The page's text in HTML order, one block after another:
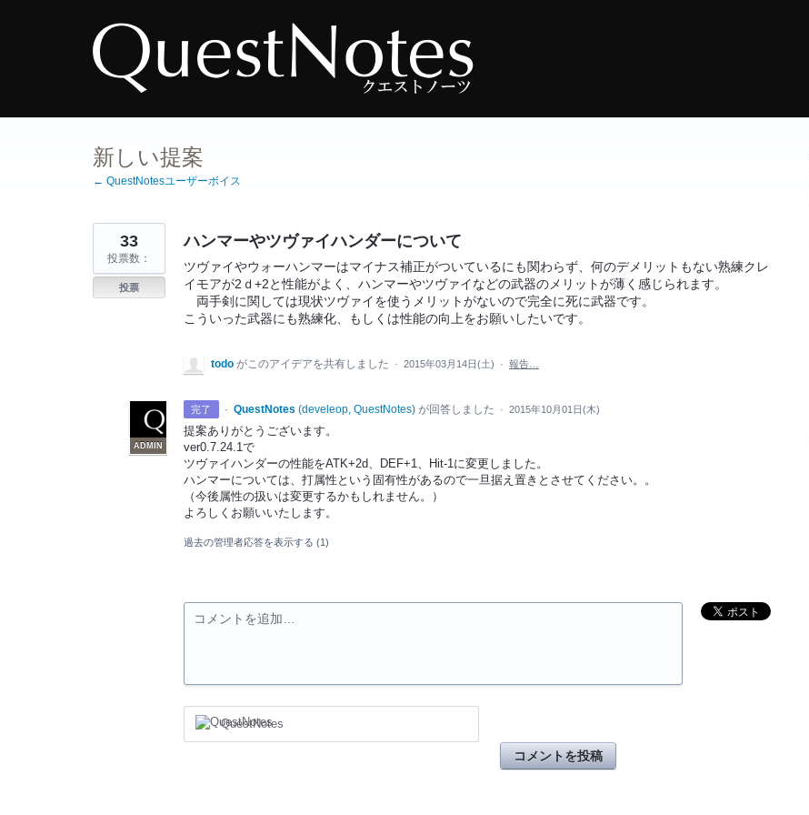
ッ
新しい提案
← QuestNotesユーザーボイス
ハンマーやツヴァイハンダーについて
ツヴァイやウォーハンマーはマイナス補正がついているにも関わらず、何のデメリットもない熟練クレ
イモアが2ｄ+2と性能がよく、ハンマーやツヴァイなどの武器のメリットが薄く感じられます。
両手剣に関しては現状ツヴァイを使うメリットがないので完全に死に武器です。
こういった武器にも熟練化、もしくは性能の向上をお願いしたいです。
33
投票数：
投票
todo がこのアイデアを共有しました · 2015年03月14日(土) · 報告…
完了 ·
ADMIN
QuestNotes (develeop, QuestNotes)が回答しました · 2015年10月01日(木)
提案ありがとうございます。
ver0.7.24.1で
ツヴァイハンダーの性能をATK+2d、DEF+1、Hit-1に変更しました。
ハンマーについては、打属性という固有性があるので一旦据え置きとさせてください。。
（今後属性の扱いは変更するかもしれません。）
よろしくお願いいたします。
過去の管理者応答を表示する (1)
コメントを追加…
QuestNotes
コメントを投稿